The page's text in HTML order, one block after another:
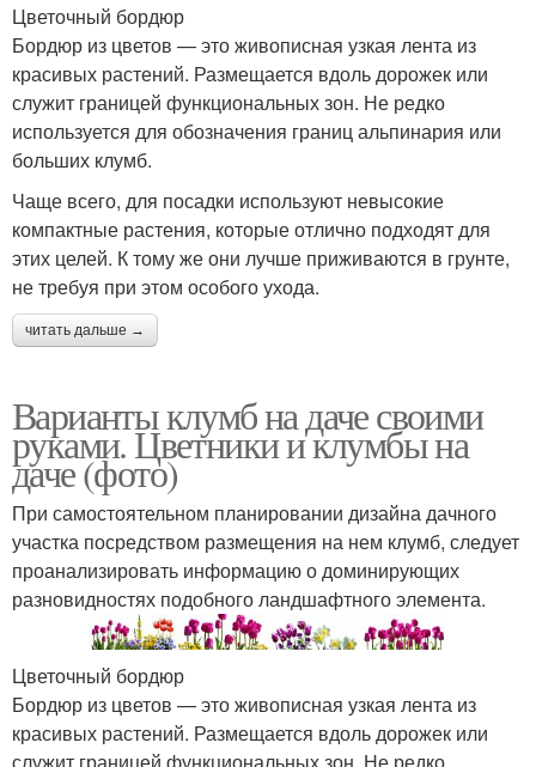
Цветочный бордюр
Бордюр из цветов — это живописная узкая лента из
красивых растений. Размещается вдоль дорожек или
служит границей функциональных зон. Не редко
используется для обозначения границ альпинария или
больших клумб.
Чаще всего, для посадки используют невысокие
компактные растения, которые отлично подходят для
этих целей. К тому же они лучше приживаются в грунте,
не требуя при этом особого ухода.
читать дальше →
Варианты клумб на даче своими
руками. Цветники и клумбы на
даче (фото)
При самостоятельном планировании дизайна дачного
участка посредством размещения на нем клумб, следует
проанализировать информацию о доминирующих
разновидностях подобного ландшафтного элемента.
Цветочный бордюр
Бордюр из цветов — это живописная узкая лента из
красивых растений. Размещается вдоль дорожек или